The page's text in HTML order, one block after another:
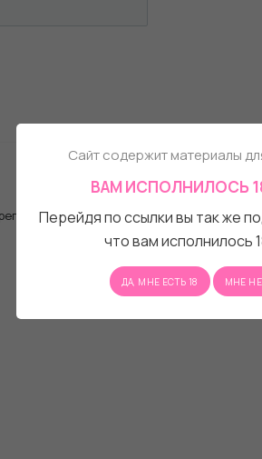
форму.
Сайт содержит материалы
ВАМ ИСПОЛНИЛОСЬ
Перейдя по ссылки вы так же
что вам исполнилось
ДА, МНЕ ЕСТЬ 18 МНЕ